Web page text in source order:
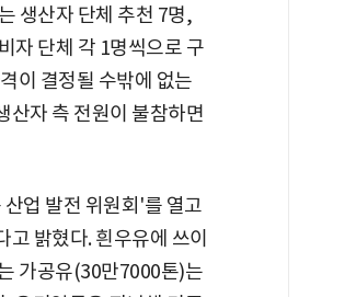
생산자 단체 추천 7명,
자 단체 각 1명씩으로 구
이 결정될 수밖에 없는
산자 측 전원이 불참하면
업 발전 위원회'를 열고
밝혔다. 흰우유에 쓰이
가공유(30만7000톤)는